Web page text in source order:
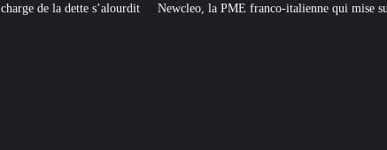
Newcleo, la PME franco-italienne qui mise sur l’avenir du « mini nucléaire »